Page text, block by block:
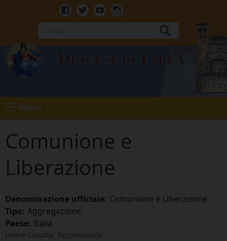
Facebook
TwitterYoutubeInstagram
Diocesi di Ivrea
Menu
Comunione e
Liberazione
Denominazione ufficiale: Comunione e Liberazione
Tipo: Aggregazione
Paese: Italia
Leone Claudia, Responsabile